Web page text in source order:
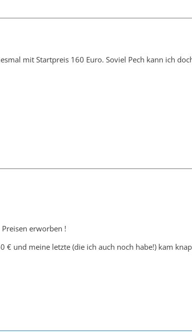
mit Startpreis 160 Euro. Soviel Pech kann ich
erworben !
€ und meine letzte (die ich auch noch habe!) kam